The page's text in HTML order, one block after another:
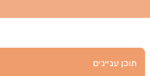
תוכן עניינים